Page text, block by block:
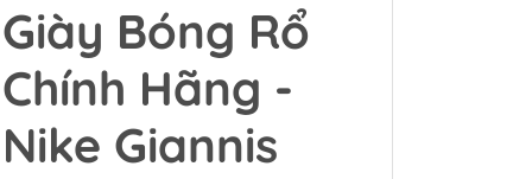
Giày Bóng Rổ
Chính Hãng -
Nike Giannis